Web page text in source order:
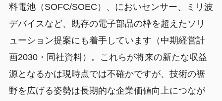
料電池（SOFC/SOEC）、においセンサー、ミリ波
デバイスなど、既存の電子部品の枠を超えたソリ
ューション提案にも着手しています（中期経営計
画2030・同社資料）。これらが将来の新たな収益
源となるかは現時点では不確かですが、技術の裾
野を広げる姿勢は長期的な企業価値向上につなが